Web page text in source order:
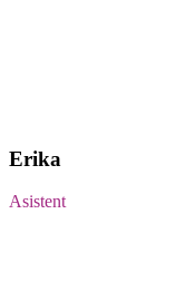
Erika
Asistent